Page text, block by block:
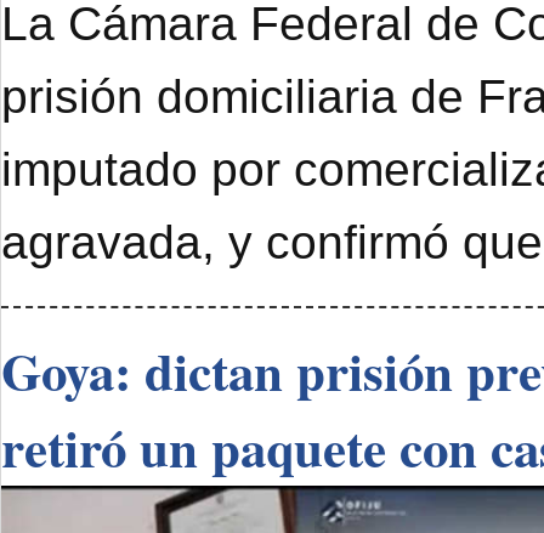
La Cámara Federal de
prisión domiciliaria de
imputado por
agravada, y confirmó
Goya: dictan prisión
retiró un paquete con